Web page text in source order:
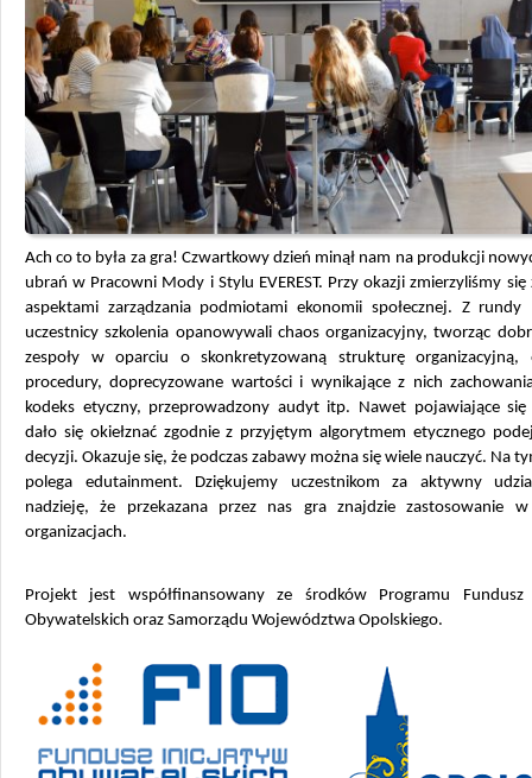
Ach co to była za gra! Czwartkowy dzień minął nam na produkcji
ubrań w Pracowni Mody i Stylu EVEREST. Przy okazji zmierzyliśmy
aspektami zarządzania podmiotami ekonomii społecznej. Z rundy
uczestnicy szkolenia opanowywali chaos organizacyjny, tworząc
zespoły w oparciu o skonkretyzowaną strukturę organizacyjną,
procedury, doprecyzowane wartości i wynikające z nich
kodeks etyczny, przeprowadzony audyt itp. Nawet pojawiające się
dało się okiełznać zgodnie z przyjętym algorytmem etycznego
decyzji. Okazuje się, że podczas zabawy można się wiele nauczyć. Na
polega edutainment. Dziękujemy uczestnikom za aktywny
nadzieję, że przekazana przez nas gra znajdzie zastosowanie w
organizacjach.
Projekt jest współfinansowany ze środków Programu Fundusz
Obywatelskich oraz Samorządu Województwa Opolskiego.